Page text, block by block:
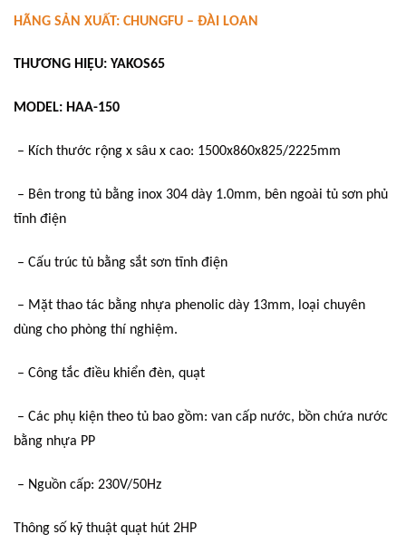
HÃNG SẢN XUẤT: CHUNGFU – ĐÀI LOAN
THƯƠNG HIỆU: YAKOS65
MODEL: HAA-150
– Kích thước rộng x sâu x cao: 1500x860x825/2225mm
– Bên trong tủ bằng inox 304 dày 1.0mm, bên ngoài tủ sơn phủ
tĩnh điện
– Cấu trúc tủ bằng sắt sơn tĩnh điện
– Mặt thao tác bằng nhựa phenolic dày 13mm, loại chuyên
dùng cho phòng thí nghiệm.
– Công tắc điều khiển đèn, quạt
– Các phụ kiện theo tủ bao gồm: van cấp nước, bồn chứa nước
bằng nhựa PP
– Nguồn cấp: 230V/50Hz
Thông số kỹ thuật quạt hút 2HP